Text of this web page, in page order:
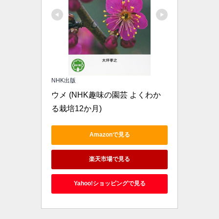
NHK出版
ウメ (NHK趣味の園芸 よくわか
る栽培12か月)
Amazonで見る
楽天市場で見る
Yahoo!ショッピングで見る